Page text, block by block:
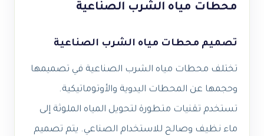
محطات مياه الشرب الصناعية
تصميم محطات مياه الشرب الصناعية
تختلف محطات مياه الشرب الصناعية في تصميمها
وحجمها عن المحطات اليدوية والأوتوماتيكية.
تستخدم تقنيات متطورة لتحويل المياه الملوثة إلى
ماء نظيف وصالح للاستخدام الصناعي. يتم تصميم